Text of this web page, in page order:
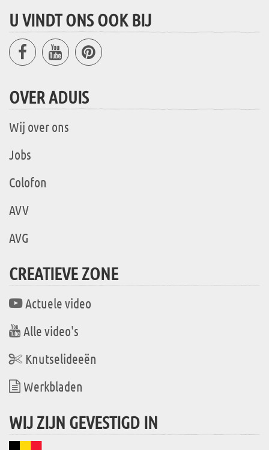
U VINDT ONS OOK BIJ
OVER ADUIS
Wij over ons
Jobs
Colofon
AVV
AVG
CREATIEVE ZONE
Actuele video
Alle video's
Knutselideeën
Werkbladen
WIJ ZIJN GEVESTIGD IN